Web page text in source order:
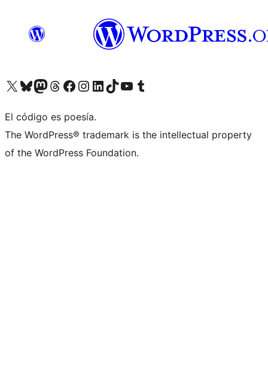
Visita nuestra cuenta de X (anteriormente Twitter)
Visita nuestra cuenta de Bluesky
Visita nuestra cuenta de Mastodon
Visita nuestra cuenta de Threads
Visita nuestra página de Facebook
Visita nuestra cuenta de Instagram
Visita nuestra cuenta de LinkedIn
Visita nuestra cuenta de TikTok
Visita nuestro canal de YouTube
Visita nuestra cuenta de Tumblr
El código es poesía.
The WordPress® trademark is the intellectual property
of the WordPress Foundation.